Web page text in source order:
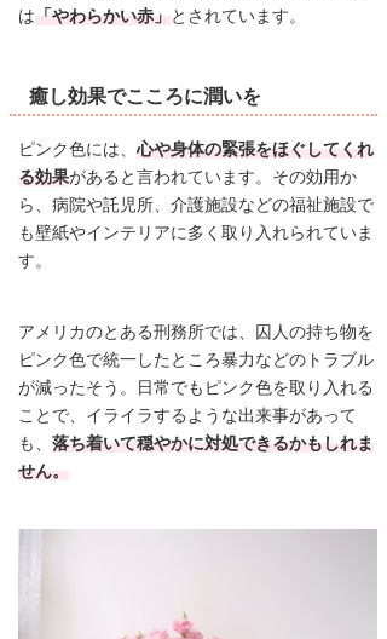
は 「やわらかい赤」 とされています。
癒し効果でこころに潤いを
ピンク色には、心や身体の緊張をほぐしてくれ
る効果があると言われています。その効用か
ら、病院や託児所、介護施設などの福祉施設で
も壁紙やインテリアに多く取り入れられていま
す。
アメリカのとある刑務所では、囚人の持ち物を
ピンク色で統一したところ暴力などのトラブル
が減ったそう。日常でもピンク色を取り入れる
ことで、イライラするような出来事があって
も、落ち着いて穏やかに対処できるかもしれま
せん。